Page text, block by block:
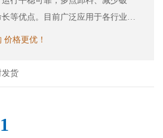
等优点。目前广泛应用于各行业的
粒、粉末的提升输送领域，像化工
属粉末的提升与运输、成品料的提
的循环进料和卸料，称重/包装/配
碎/筛选的物料供给。
价格更优！
发货